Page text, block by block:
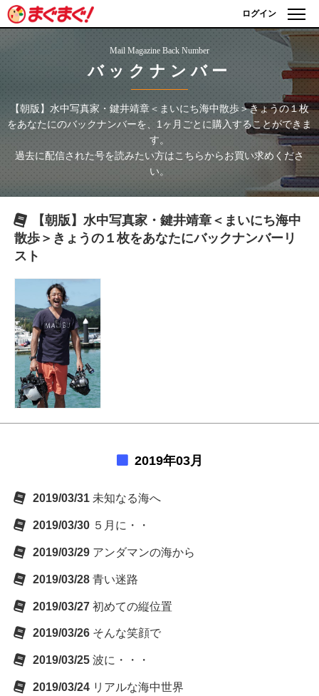
ログイン
Mail Magazine Back Number
バックナンバー
【朝版】水中写真家・鍵井靖章＜まいにち海中散歩＞きょうの１枚
をあなたにのバックナンバーを、1ヶ月ごとに購入することができま
す。
過去に配信された号を読みたい方はこちらからお買い求めくださ
い。
【朝版】水中写真家・鍵井靖章＜まいにち海中
散歩＞きょうの１枚をあなたにバックナンバーリ
スト
2019年03月
2019/03/31 未知なる海へ
2019/03/30 ５月に・・
2019/03/29 アンダマンの海から
2019/03/28 青い迷路
2019/03/27 初めての縦位置
2019/03/26 そんな笑顔で
2019/03/25 波に・・・
2019/03/24 リアルな海中世界